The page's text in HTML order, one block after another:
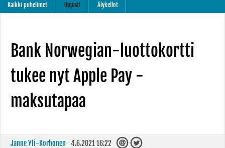
Kaikki puhelimet Oppaat Älykellot
Bank Norwegian-luottokortti
tukee nyt Apple Pay -
maksutapaa
Janne Yli-Korhonen 4.6.2021 16:22